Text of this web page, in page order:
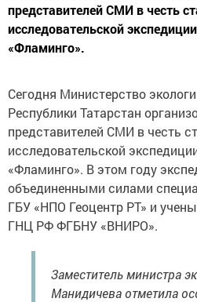
представителей СМИ в честь
исследовательской
«Фламинго».
Сегодня Министерство
Республики Татарстан
представителей СМИ в честь
исследовательской
«Фламинго». В этом году
объединенными силами
ГБУ «НПО Геоцентр РТ» и
ГНЦ РФ ФГБНУ «ВНИРО».
Заместитель министра
Манидичева отметила